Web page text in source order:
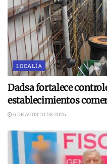
LOCALÍA
Dadsa fortalece
establecimientos
6 DE AGOSTO DE 2026